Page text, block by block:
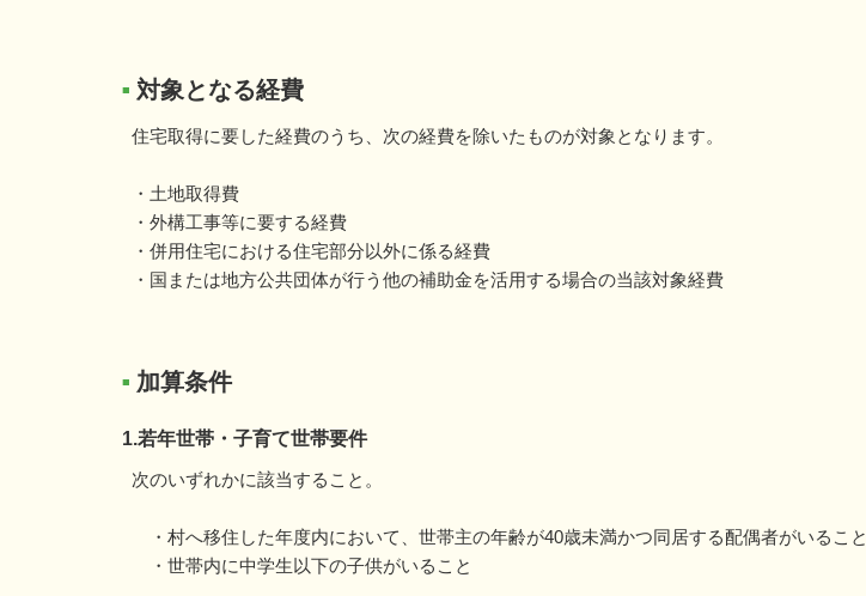
■ 対象となる経費
住宅取得に要した経費のうち、次の経費を除いたものが対象となります。
・土地取得費
・外構工事等に要する経費
・併用住宅における住宅部分以外に係る経費
・国または地方公共団体が行う他の補助金を活用する場合の当該対象経費
■ 加算条件
1.若年世帯・子育て世帯要件
次のいずれかに該当すること。
・村へ移住した年度内において、世帯主の年齢が40歳未満かつ同居する配偶者がいること
・世帯内に中学生以下の子供がいること